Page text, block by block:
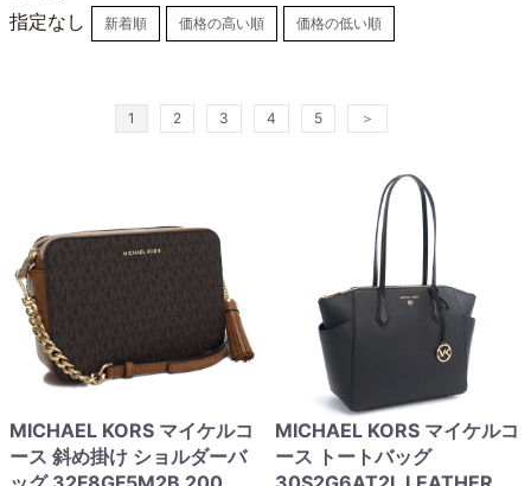
指定なし 新着順 価格の高い順 価格の低い順
1 2 3 4 5 ＞
MICHAEL KORS マイケルコ
ース 斜め掛け ショルダーバ
MICHAEL KORS マイケルコ
ース トートバッグ